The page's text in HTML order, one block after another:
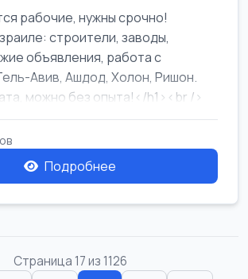
рабочие, нужны срочно!
строители, заводы,
объявления, работа с
Авив, Ашдод, Холон, Ришон.
можно без опыта!</h1><br />
Подробнее
Страница 17 из 1126